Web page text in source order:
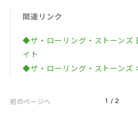
07. メス・イット・アップ
08. リヴ・バイ・ザ・ソード
09. ドライヴィング・ミー・ト
10. テル・ミー・ストレイト
13. リヴィング・イン・ア・ゴ
関連リンク
◆ザ・ローリング・ストーンズ
イト
◆ザ・ローリング・ストーンズ
前のページへ 1 / 2